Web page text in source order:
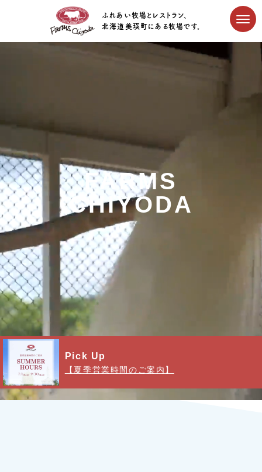
ふれあい牧場とレストラン、
北海道美瑛町にある牧場です。
FARMS
CHIYODA
Pick Up
【夏季営業時間のご案内】